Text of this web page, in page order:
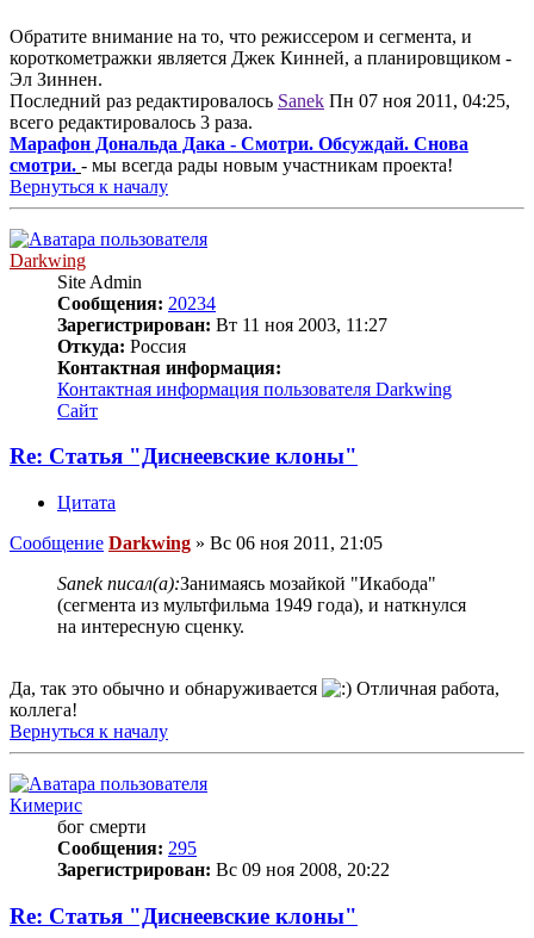
Обратите внимание на то, что режиссером и сегмента, и
короткометражки является Джек Кинней, а планировщиком -
Эл Зиннен.
Последний раз редактировалось Sanek Пн 07 ноя 2011, 04:25,
всего редактировалось 3 раза.
Марафон Дональда Дака - Смотри. Обсуждай. Снова
смотри. - мы всегда рады новым участникам проекта!
Вернуться к началу
Darkwing
Site Admin
Сообщения: 20234
Зарегистрирован: Вт 11 ноя 2003, 11:27
Откуда: Россия
Контактная информация:
Контактная информация пользователя Darkwing
Сайт
Re: Статья "Диснеевские клоны"
Цитата
Сообщение Darkwing » Вс 06 ноя 2011, 21:05
Sanek писал(а):Занимаясь мозайкой "Икабода"
(сегмента из мультфильма 1949 года), и наткнулся
на интересную сценку.
Да, так это обычно и обнаруживается
Отличная работа,
коллега!
Вернуться к началу
Кимерис
бог смерти
Сообщения: 295
Зарегистрирован: Вс 09 ноя 2008, 20:22
Re: Статья "Диснеевские клоны"